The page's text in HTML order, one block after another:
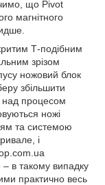
що Pivot
магнітного
Т-подібним
зрізом
ножовий блок
збільшити
над процесом
ножі
та системою
і
в такому випадку
практично весь